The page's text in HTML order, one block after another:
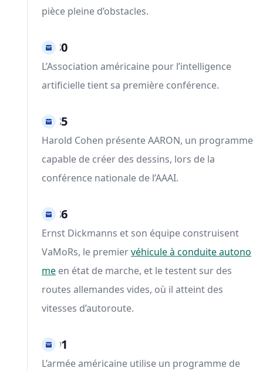
pièce pleine d’obstacles.
1980
L’Association américaine pour l’intelligence
artificielle tient sa première conférence.
1985
Harold Cohen présente AARON, un programme
capable de créer des dessins, lors de la
conférence nationale de l’AAAI.
1986
Ernst Dickmanns et son équipe construisent
VaMoRs, le premiervéhicule à conduite autono
me en état de marche, et le testent sur des
routes allemandes vides, où il atteint des
vitesses d’autoroute.
1991
L’armée américaine utilise un programme de